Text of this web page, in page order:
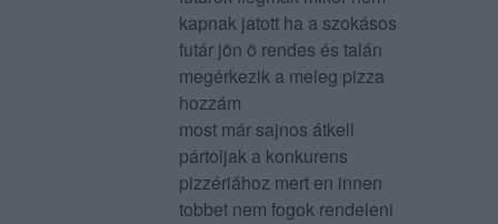
kapnak jatott ha a szokásos
futár jön ö rendes és talán
megérkezik a meleg pizza
hozzám
most már sajnos átkell
pártoljak a konkurens
pizzériához mert en innen
tobbet nem fogok rendeleni